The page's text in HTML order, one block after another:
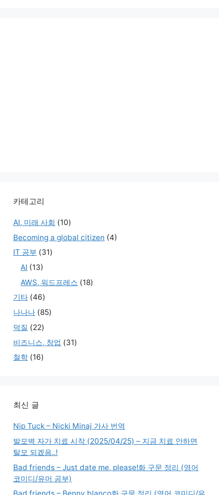
카테고리
AI, 미래 사회 (10)
Becoming a global citizen (4)
IT 공부 (31)
AI (13)
AWS, 워드프레스 (18)
기타 (46)
나나나 (85)
덕질 (22)
비즈니스, 창업 (31)
철학 (16)
최신 글
Nip Tuck – Nicki Minaj 가사 번역
발모벽 자가 치료 시작 (2025/04/25) – 지금 치료 안하면
탈모 되겠음..!
Bad friends – Just date me, please!화 구문 정리 (영어
코미디/유머 공부)